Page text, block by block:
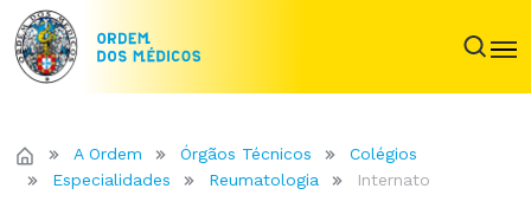
A Ordem Órgãos Técnicos
Colégios
Especialidades
Reumatologia Internato